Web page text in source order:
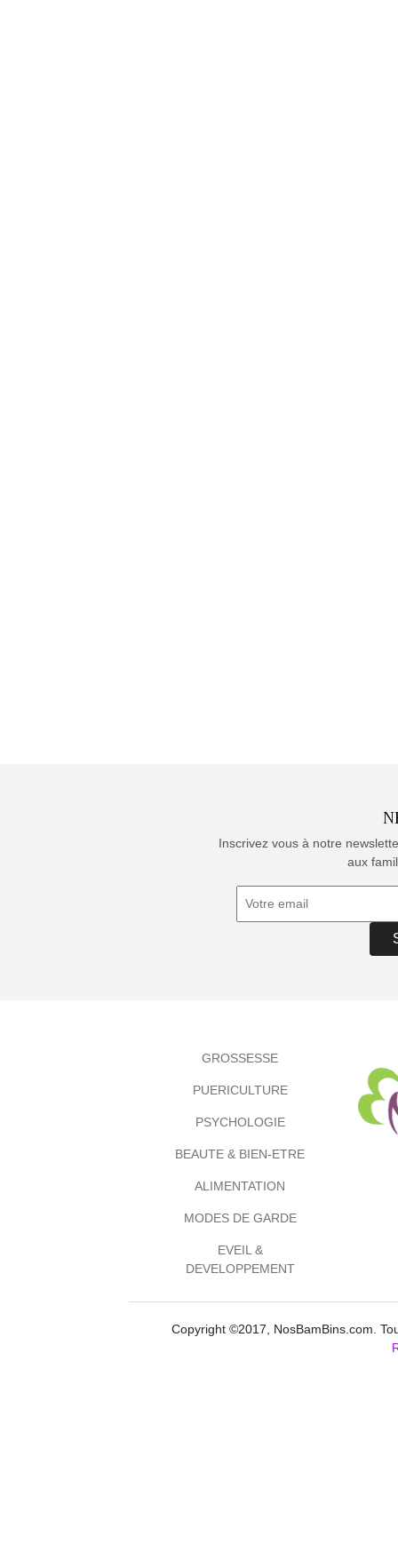
Inscrivez vous à notre
aux
GROSSESSE
PUERICULTURE
PSYCHOLOGIE
BEAUTE & BIEN-ETRE
ALIMENTATION
MODES DE GARDE
EVEIL &
DEVELOPPEMENT
Copyright ©2017, NosBamBins.com.